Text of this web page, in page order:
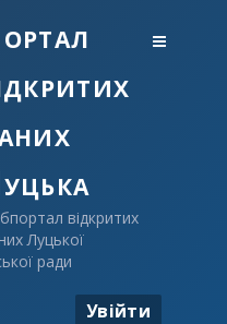
відкритих
Луцької
ради
Увійти